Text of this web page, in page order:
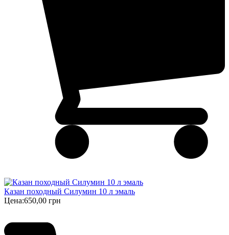
Казан походный Силумин 10 л эмаль
Цена:650,00 грн